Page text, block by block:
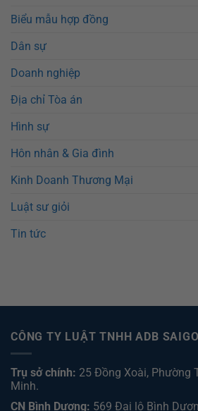
Biểu mẫu hợp đồng
Dân sự
Doanh nghiệp
Địa chỉ Tòa án
Hình sự
Hôn nhân & Gia đình
Kinh Doanh Thương Mại
Luật sư giỏi
Tin tức
CÔNG TY LUẬT TNHH ADB
Trụ sở chính: 25 Đồng Xoài, Phường
Minh.
CN Bình Dương: 569 Đại lộ Bình